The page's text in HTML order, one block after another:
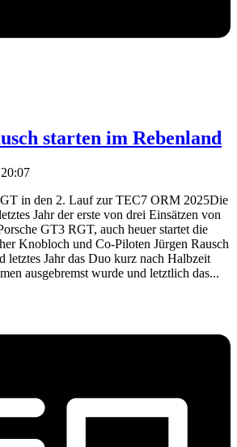
starten im Rebenland
in den 2. Lauf zur TEC7 ORM 2025Die
Jahr der erste von drei Einsätzen von
GT3 RGT, auch heuer startet die
Knobloch und Co-Piloten Jürgen Rausch
letztes Jahr das Duo kurz nach Halbzeit
ausgebremst wurde und letztlich das...